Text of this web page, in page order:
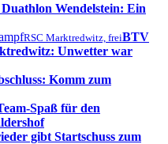
Duathlon Wendelstein: Ein
RSC Marktredwitz, freiBTV
Unwetter war
Komm zum
Spaß für den
gibt Startschuss zum